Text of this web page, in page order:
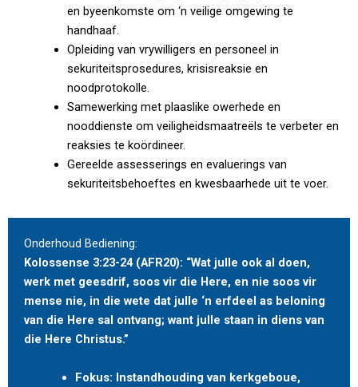
en byeenkomste om ‘n veilige omgewing te
handhaaf.
Opleiding van vrywilligers en personeel in
sekuriteitsprosedures, krisisreaksie en
noodprotokolle.
Samewerking met plaaslike owerhede en
nooddienste om veiligheidsmaatreëls te verbeter en
reaksies te koördineer.
Gereelde assesserings en evaluerings van
sekuriteitsbehoeftes en kwesbaarhede uit te voer.
Onderhoud Bediening:
Kolossense 3:23-24 (AFR20): “Wat julle ook al doen,
werk met geesdrif, soos vir die Here, en nie soos vir
mense nie, in die wete dat julle ‘n erfdeel as beloning
van die Here sal ontvang; want julle staan in diens van
die Here Christus.”
Fokus: Instandhouding van kerkgeboue,